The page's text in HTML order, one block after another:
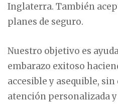
Inglaterra. También
planes de seguro.
Nuestro objetivo es
embarazo exitoso
accesible y asequible,
atención personalizada